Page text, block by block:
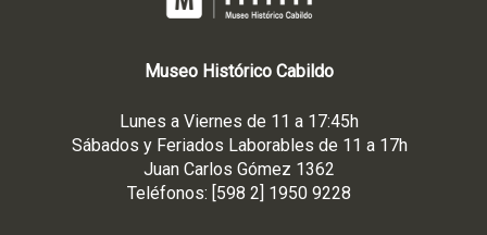
Museo Histórico Cabildo
Lunes a Viernes de 11 a 17:45h
Sábados y Feriados Laborables de 11 a 17h
Juan Carlos Gómez 1362
Teléfonos: [598 2] 1950 9228